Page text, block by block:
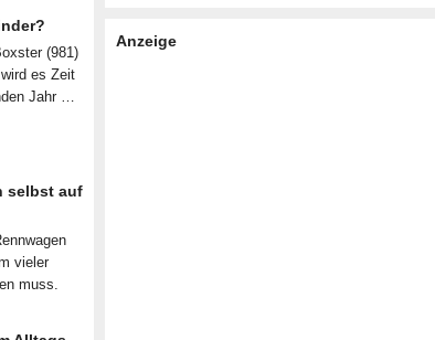
(981)
es Zeit
Jahr …
selbst auf
vieler
muss.
Anzeige